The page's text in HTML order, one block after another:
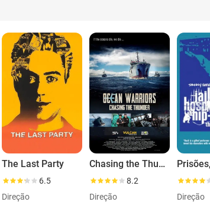
The Last Party
6.5
Direção
Chasing the Thunder
8.2
Direção
Direção